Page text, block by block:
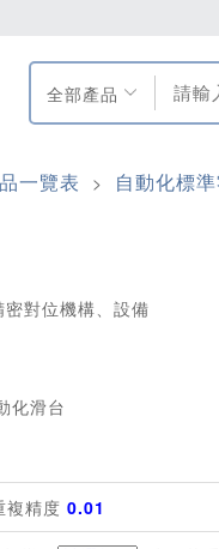
全部產品
一覽表 > 自動化標
對位機構、設備
複精度 0.01